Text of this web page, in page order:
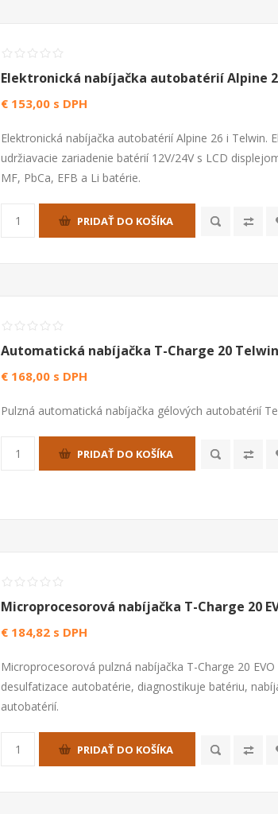
Elektronická nabíjačka autobatérií Alpine
€ 153,00 s DPH
Elektronická nabíjačka autobatérií Alpine 26 i Telwin.
udržiavacie zariadenie batérií 12V/24V s LCD
MF, PbCa, EFB a Li batérie.
PRIDAŤ DO KOŠÍKA
Automatická nabíjačka T-Charge 20 Telwin
€ 168,00 s DPH
Pulzná automatická nabíjačka gélových autobatérií
PRIDAŤ DO KOŠÍKA
Microprocesorová nabíjačka T-Charge 20
€ 184,82 s DPH
Microprocesorová pulzná nabíjačka T-Charge 20
desulfatizace autobatérie, diagnostikuje batériu,
autobatérií.
PRIDAŤ DO KOŠÍKA